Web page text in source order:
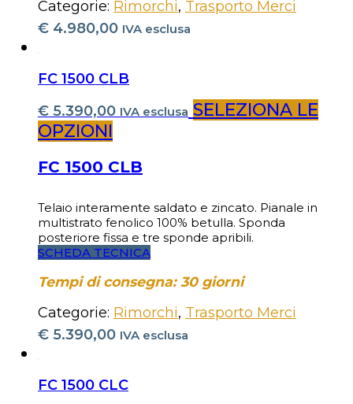
Categorie: Rimorchi, Trasporto Merci
€ 4.980,00 IVA esclusa
FC 1500 CLB
€ 5.390,00 IVA esclusa SELEZIONA LE
OPZIONI
FC 1500 CLB
Telaio interamente saldato e zincato. Pianale in
multistrato fenolico 100% betulla. Sponda
posteriore fissa e tre sponde apribili.
SCHEDA TECNICA
Tempi di consegna: 30 giorni
Categorie: Rimorchi, Trasporto Merci
€ 5.390,00 IVA esclusa
FC 1500 CLC